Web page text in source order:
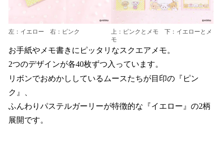
左：イエロー 右：ピンク
上：ピンクとメモ 下：イエローとメ
モ
お手紙やメモ書きにピッタリなスクエアメモ。
2つのデザインが各40枚ずつ入っています。
リボンでおめかししているムースたちが目印の『ピン
ク』、
ふんわりパステルガーリーが特徴的な『イエロー』の2柄
展開です。